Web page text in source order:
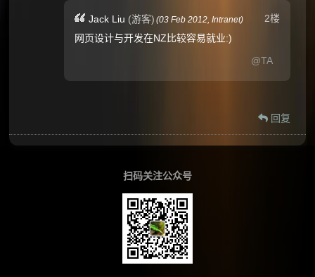
2楼
Jack Liu (游客) (03 Feb 2012,Intranet)
网页设计与开发在NZ比较容易就业:)
@TA
回复
扫码关注公众号